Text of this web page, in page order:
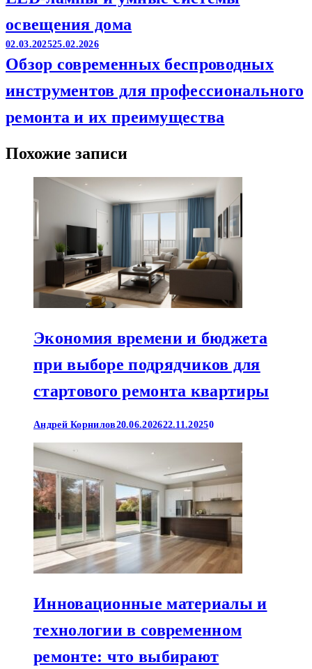
освещения дома
02.03.202525.02.2026
Обзор современных беспроводных
инструментов для профессионального
ремонта и их преимущества
Похожие записи
Экономия времени и бюджета
при выборе подрядчиков для
стартового ремонта квартиры
Андрей Корнилов20.06.202622.11.20250
Инновационные материалы и
технологии в современном
ремонте: что выбирают